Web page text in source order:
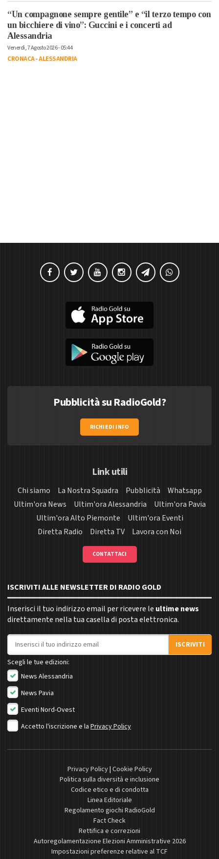
“Un compagnone sempre gentile” e “il terzo tempo con
un bicchiere di vino”: Guccini e i concerti ad
Alessandria
Venerdì, 7 Agosto 2026 - 05:44
CRONACA-ALESSANDRIA
Pubblicità su RadioGold?
RICHIEDI INFO
Link utili
Chi siamo La Nostra Squadra Pubblicità
Whatsapp
Ultim'ora News
Ultim'ora Alessandria
Ultim'ora Pavia
Ultim'ora Alto Piemonte
Ultim'ora Eventi
Diretta Radio
Diretta TV Lavora con Noi
CONTATTACI
ISCRIVITI ALLE NEWSLETTER DI RADIO GOLD
Inserisci il tuo indirizzo email per ricevere le ultime news
direttamente nella tua casella di posta elettronica.
Indirizzo email
ISCRIVITI
Scegli le tue edizioni:
News Alessandria
News Pavia
Eventi Nord-Ovest
Accetto l'iscrizione e la Privacy Policy
Privacy Policy| Cookie Policy
Politica sulla diversità e inclusione
Codice etico e di condotta
Linea Editoriale
Regolamento giochi RadioGold
Fact Check
Rettifica e correzioni
Autoregolamentazione Elezioni Amministrative 2026
Impostazioni preferenze relative al TCF